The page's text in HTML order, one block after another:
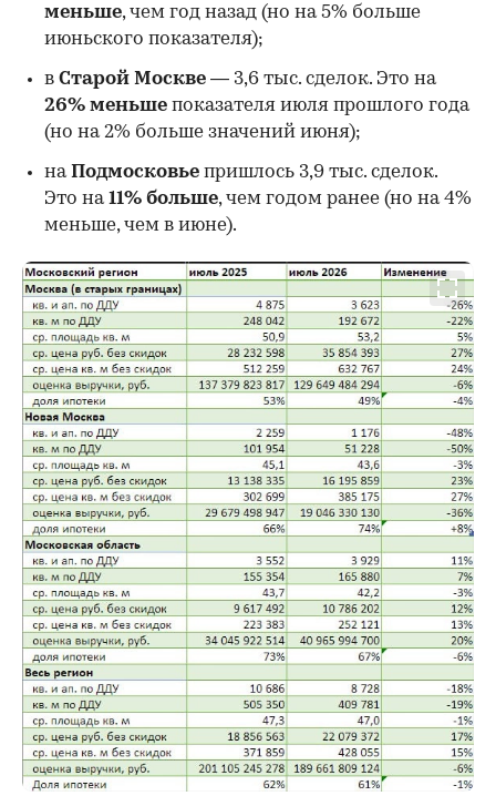
00:00 / 00:00
меньше, чем год назад (но на 5% больше
июньского показателя);
в Старой Москве — 3,6 тыс. сделок. Это на
26% меньше показателя июля прошлого года
(но на 2% больше значений июня);
наПодмосковье пришлось 3,9 тыс. сделок.
Это на11% больше, чем годом ранее (но на 4%
меньше, чем в июне).